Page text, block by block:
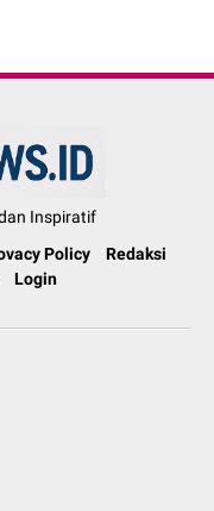
Inspiratif
Policy
Redaksi
Login